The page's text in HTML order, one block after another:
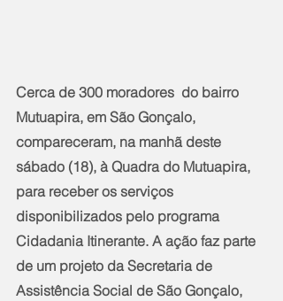
Cerca de 300 moradores  do bairro
Mutuapira, em São Gonçalo,
compareceram, na manhã deste
sábado (18), à Quadra do Mutuapira,
para receber os serviços
disponibilizados pelo programa
Cidadania Itinerante. A ação faz parte
de um projeto da Secretaria de
Assistência Social de São Gonçalo,